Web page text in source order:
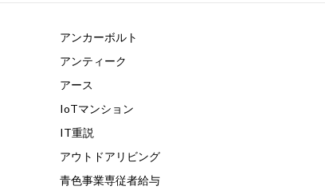
アンカーボルト
アンティーク
アース
IoTマンション
IT重説
アウトドアリビング
青色事業専従者給与